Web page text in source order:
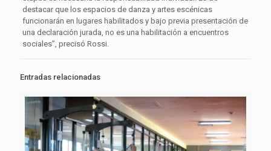
destacar que los espacios de danza y artes escénicas
funcionarán en lugares habilitados y bajo previa presentación de
una declaración jurada, no es una habilitación a encuentros
sociales”, precisó Rossi.
Entradas relacionadas